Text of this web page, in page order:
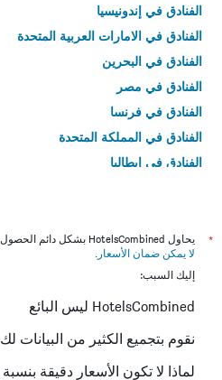
الفنادق في إندونيسيا
الفنادق في الامارات العربية المتحدة
الفنادق في البحرين
الفنادق في مصر
الفنادق في فرنسا
الفنادق في المملكة المتحدة
الفنادق في إيطاليا
*
يحاول HotelsCombined بشكل دائم الحصول على الأسعار الدقيقة، ولكن
لا يمكن ضمان الأسعار .
إليك السبب:
HotelsCombined ليس البائع
نقوم بتجميع الكثير من البيانات لك
لماذا لا تكون الأسعار دقيقة بنسبة 100٪؟